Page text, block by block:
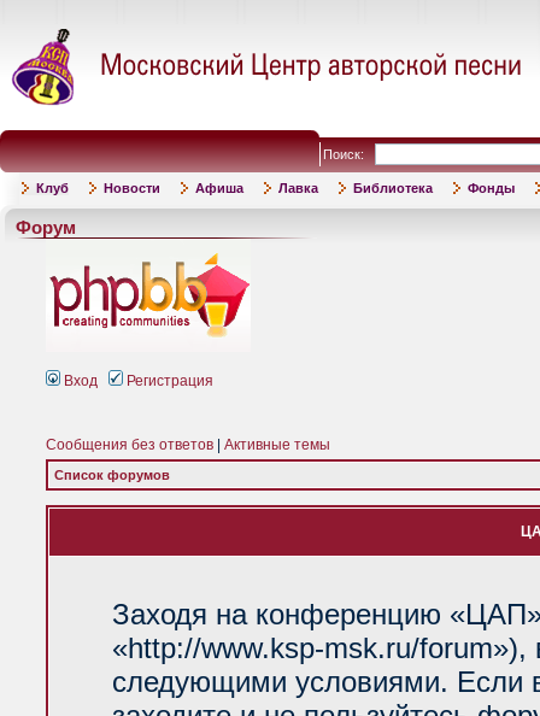
Поиск:
Клуб Новости Афиша Лавка Библиотека Фонды
Форум
Вход Регистрация
Сообщения без ответов Активные темы
Список форумов
Заходя на конференцию
«http://www.ksp-msk.ru/forum»),
следующими условиями. Если